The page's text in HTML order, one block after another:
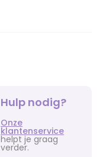
Hulp nodig?
Onze
klantenservice
helpt je graag
verder.